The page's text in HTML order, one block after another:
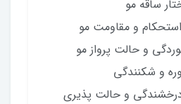
ساقه مو
و مقاومت مو
و حالت پرواز مو
و شکنندگی
و حالت پذیری